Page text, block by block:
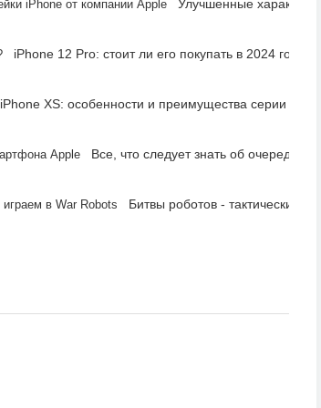
Улучшенные
iPhone 12 Pro: стоит ли его покупать в 2024 году?
iPhone XS: особенности и преимущества серии
Все, что следует знать об очередной
Битвы роботов - тактический